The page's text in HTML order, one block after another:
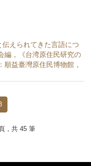
伝えられてきた言語につ
編，《台湾原住民研究の
益臺灣原住民博物館，
，共 45 筆